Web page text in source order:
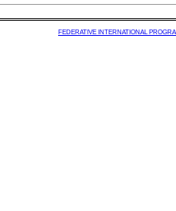
FEDERATIVE INTERNATIONAL